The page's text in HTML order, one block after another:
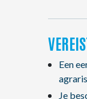
Een
Je